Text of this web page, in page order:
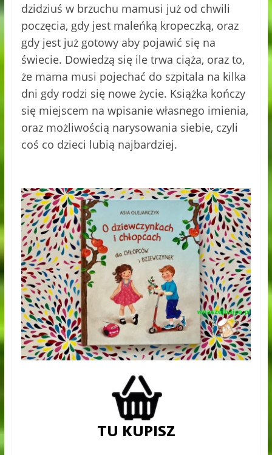
dzidziuś w brzuchu mamusi już od chwili
poczęcia, gdy jest maleńką kropeczką, oraz
gdy jest już gotowy aby pojawić się na
świecie. Dowiedzą się ile trwa ciąża, oraz to,
że mama musi pojechać do szpitala na kilka
dni gdy rodzi się nowe życie. Książka kończy
się miejscem na wpisanie własnego imienia,
oraz możliwością narysowania siebie, czyli
coś co dzieci lubią najbardziej.